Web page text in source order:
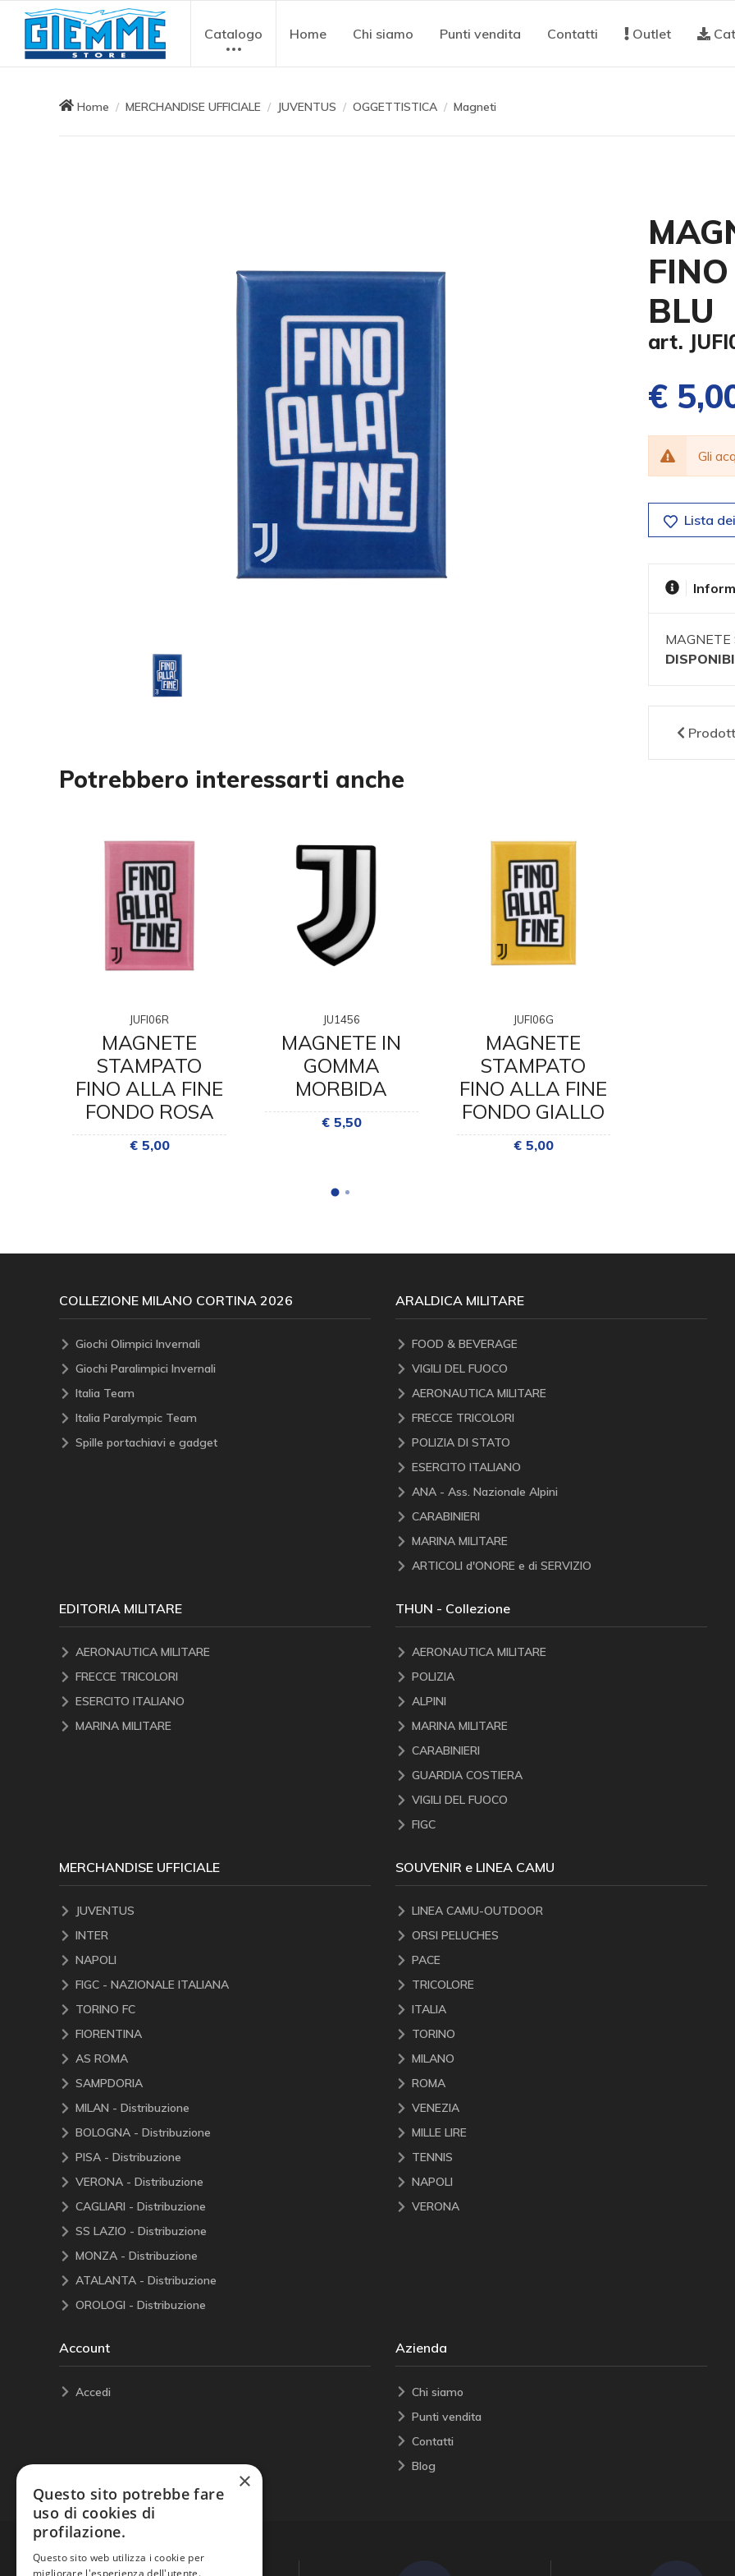
Catalogo Home Chi siamo Punti vendita Contatti Outlet
Home MERCHANDISE UFFICIALE JUVENTUS OGGETTISTICA Magneti
Potrebbero interessarti anche
JUFI06R
MAGNETE
STAMPATO
FINO ALLA FINE
FONDO ROSA
€ 5,00
JU1456
MAGNETE IN
GOMMA
MORBIDA
€ 5,50
JUFI06G
MAGNETE
STAMPATO
FINO ALLA FINE
FONDO GIALLO
€ 5,00
BLU
art.
€
Gli
Lista
MAGNETE
COLLEZIONE MILANO CORTINA 2026
Giochi Olimpici Invernali
Giochi Paralimpici Invernali
Italia Team
Italia Paralympic Team
Spille portachiavi e gadget
ARALDICA MILITARE
FOOD & BEVERAGE
VIGILI DEL FUOCO
AERONAUTICA MILITARE
FRECCE TRICOLORI
POLIZIA DI STATO
ESERCITO ITALIANO
ANA - Ass. Nazionale Alpini
CARABINIERI
MARINA MILITARE
ARTICOLI d'ONORE e di SERVIZIO
EDITORIA MILITARE
AERONAUTICA MILITARE
FRECCE TRICOLORI
ESERCITO ITALIANO
MARINA MILITARE
THUN - Collezione
AERONAUTICA MILITARE
POLIZIA
ALPINI
MARINA MILITARE
CARABINIERI
GUARDIA COSTIERA
VIGILI DEL FUOCO
FIGC
MERCHANDISE UFFICIALE
JUVENTUS
INTER
NAPOLI
FIGC - NAZIONALE ITALIANA
TORINO FC
FIORENTINA
AS ROMA
SAMPDORIA
MILAN - Distribuzione
BOLOGNA - Distribuzione
PISA - Distribuzione
VERONA - Distribuzione
CAGLIARI - Distribuzione
SS LAZIO - Distribuzione
MONZA - Distribuzione
ATALANTA - Distribuzione
OROLOGI - Distribuzione
SOUVENIR e LINEA CAMU
LINEA CAMU-OUTDOOR
ORSI PELUCHES
PACE
TRICOLORE
ITALIA
TORINO
MILANO
ROMA
VENEZIA
MILLE LIRE
TENNIS
NAPOLI
VERONA
Account
Accedi
Azienda
Chi siamo
Punti vendita
Contatti
Blog
×
Questo sito potrebbe fare
uso di cookies di
profilazione.
Questo sito web utilizza i cookie per
migliorare l'esperienza dell'utente.